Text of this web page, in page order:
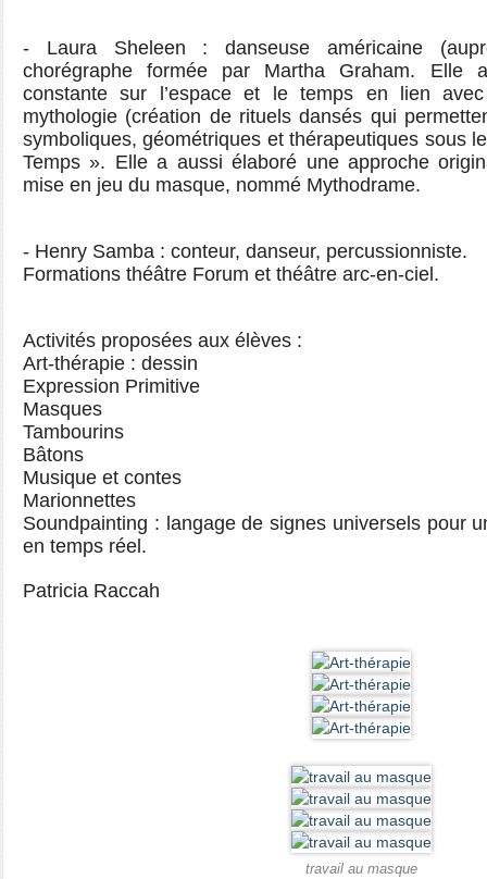
- Laura Sheleen : danseuse américaine
chorégraphe formée par Martha Graham. Elle
constante sur l’espace et le temps en lien
mythologie (création de rituels dansés qui
symboliques, géométriques et thérapeutiques sous
Temps ». Elle a aussi élaboré une approche
mise en jeu du masque, nommé Mythodrame.
- Henry Samba : conteur, danseur, percussionniste.
Formations théâtre Forum et théâtre arc-en-ciel.
Activités proposées aux élèves :
Art-thérapie : dessin
Expression Primitive
Masques
Tambourins
Bâtons
Musique et contes
Marionnettes
Soundpainting : langage de signes universels pour
en temps réel.
Patricia Raccah
travail au masque